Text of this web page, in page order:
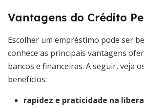
Vantagens do Crédito
Escolher um empréstimo pode ser
conhece as principais vantagens
bancos e financeiras. A seguir, veja
benefícios:
rapidez e praticidade na